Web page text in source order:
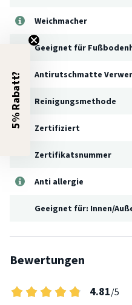
Weichmacher
Geeignet für
Antirutschmatte
Reinigungsmethode
Zertifiziert
Zertifikatsnummer
Anti allergie
Geeignet für: Innen/
Bewertungen
4.81/5
5% Rabatt?